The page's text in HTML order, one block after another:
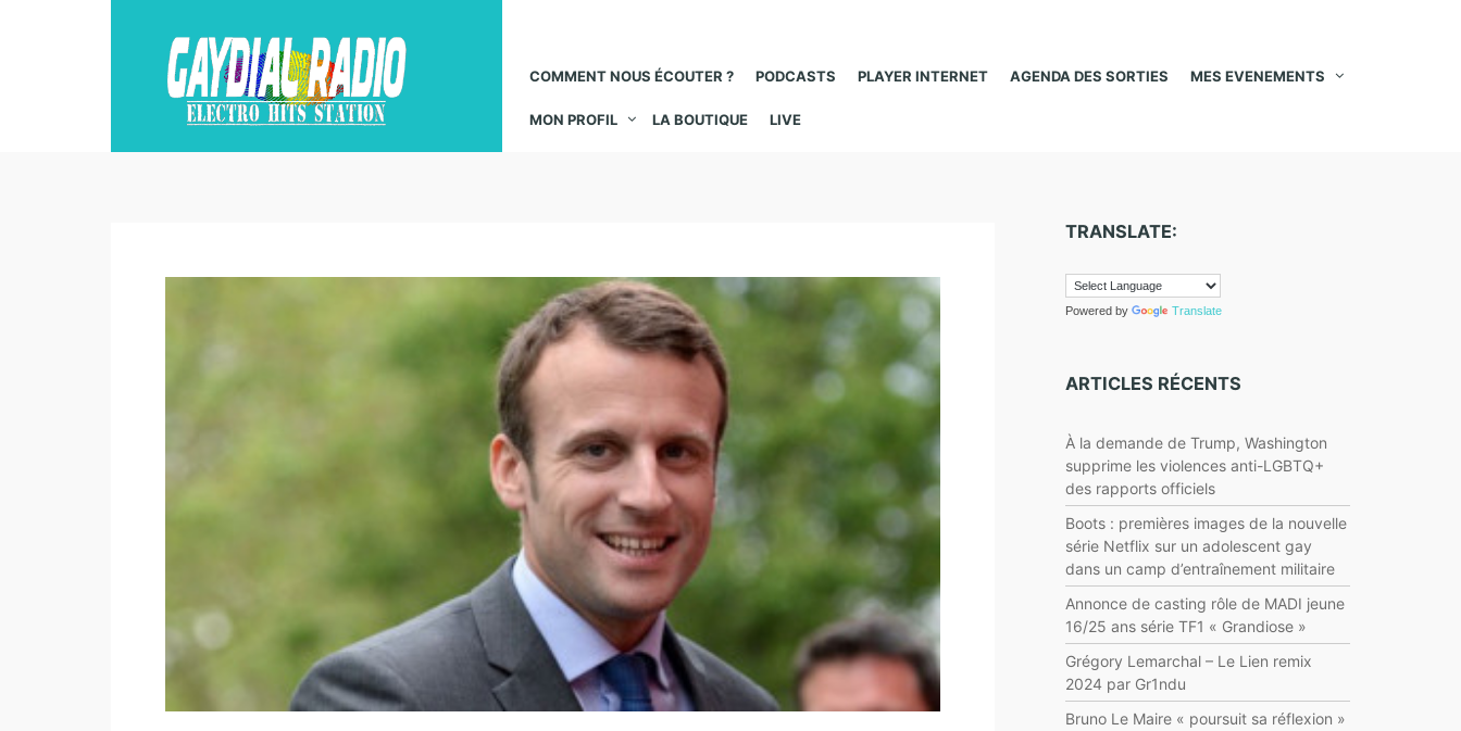
COMMENT NOUS ÉCOUTER ? PODCASTS PLAYER INTERNET AGENDA DES SORTIES MES EVENEMENTS
MON PROFIL LA BOUTIQUE LIVE
TRANSLATE:
Powered by Translate
ARTICLES RÉCENTS
À la demande de Trump, Washington
supprime les violences anti-LGBTQ+
des rapports officiels
Boots : premières images de la nouvelle
série Netflix sur un adolescent gay
dans un camp d’entraînement militaire
Annonce de casting rôle de MADI jeune
16/25 ans série TF1 « Grandiose »
Grégory Lemarchal – Le Lien remix
2024 par Gr1ndu
Bruno Le Maire « poursuit sa réflexion »